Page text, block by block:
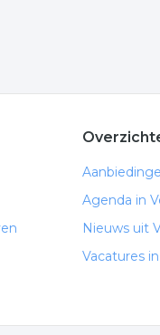
Agenda in
Nieuws uit
Vacatures